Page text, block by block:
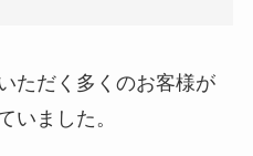
ただく多くのお客様が
いました。